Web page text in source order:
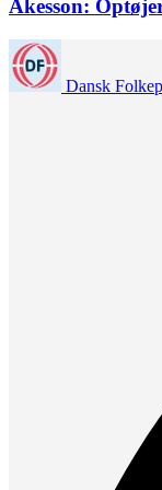
Åkesson:
Dansk